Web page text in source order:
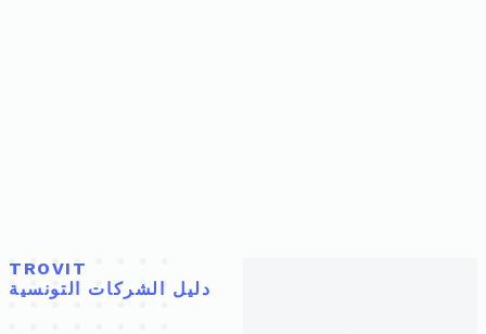
TROVIT
دليل الشركات التونسية